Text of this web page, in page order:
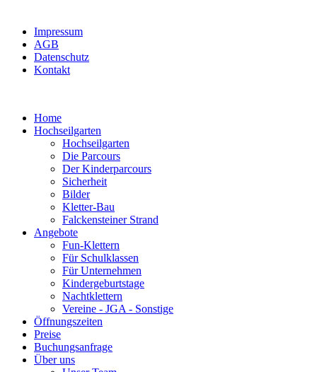
Impressum
AGB
Datenschutz
Kontakt
Home
Hochseilgarten
Hochseilgarten
Die Parcours
Der Kinderparcours
Sicherheit
Bilder
Kletter-Bau
Falckensteiner Strand
Angebote
Fun-Klettern
Für Schulklassen
Für Unternehmen
Kindergeburtstage
Nachtklettern
Vereine - JGA - Sonstige
Öffnungszeiten
Preise
Buchungsanfrage
Über uns